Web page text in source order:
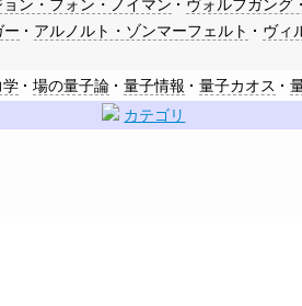
ョン・フォン・ノイマン ヴォルフガング
ー
アルノルト・ゾンマーフェルト ヴィ
学 場の量子論 量子情報 量子カオス
カテゴリ